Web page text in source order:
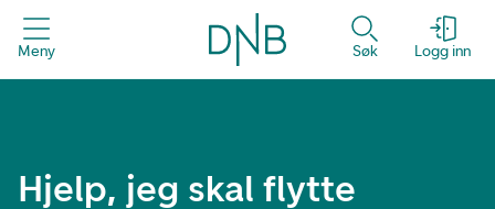
Meny Søk Logg inn
Hjelp, jeg skal flytte